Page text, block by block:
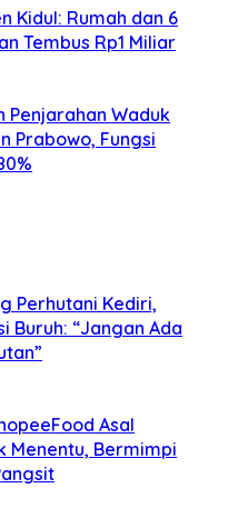
Kidul: Rumah dan 6
Tembus Rp1 Miliar
Penjarahan Waduk
Prabowo, Fungsi
Perhutani Kediri,
Buruh: “Jangan Ada
Asal
Menentu, Bermimpi